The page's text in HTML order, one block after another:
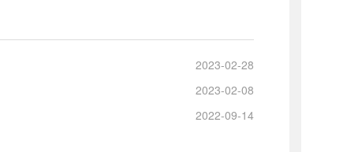
2023-02-28
2023-02-08
2022-09-14